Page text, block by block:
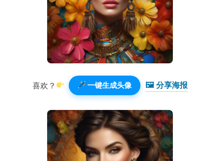
喜欢？ 一键生成头像 🖼 分享海报️